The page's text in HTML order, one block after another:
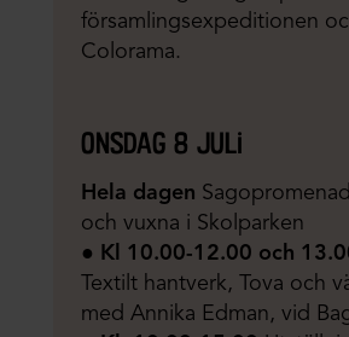
församlingsexpeditionen
Colorama.
onsdag 8 juli
Hela dagen
och vuxna i Skolparken
●
Kl 10.00-12.00 och
Textilt hantverk, Tova och
med Annika Edman, vid